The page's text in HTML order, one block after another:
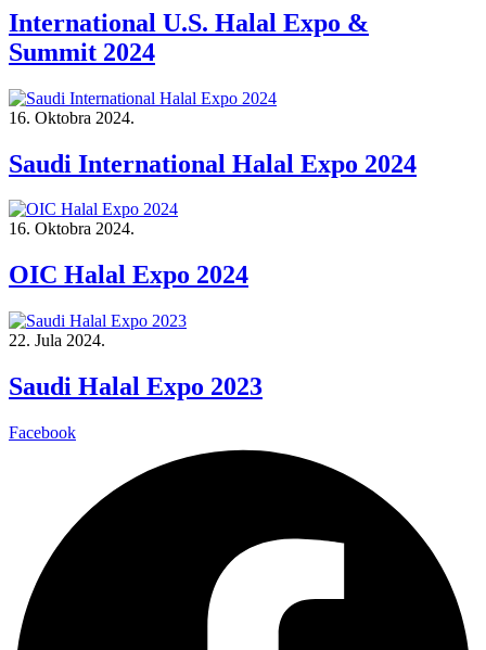
International U.S. Halal Expo &
Summit 2024
16. Oktobra 2024.
Saudi International Halal Expo 2024
16. Oktobra 2024.
OIC Halal Expo 2024
22. Jula 2024.
Saudi Halal Expo 2023
Facebook